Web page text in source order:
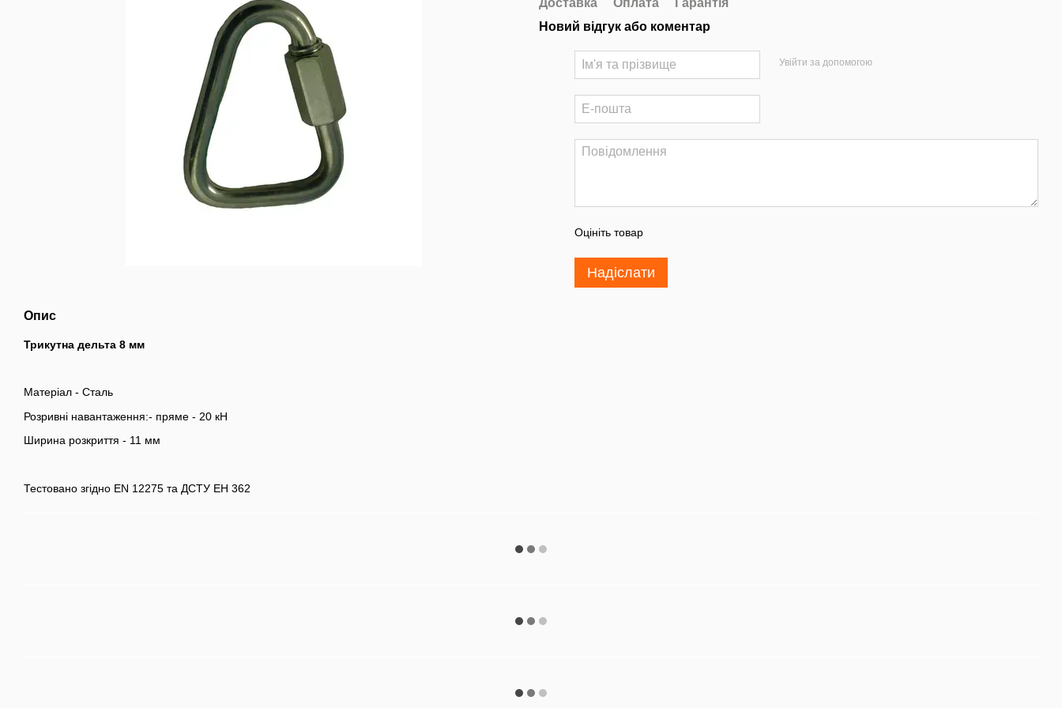
Опис
Трикутна дельта 8 мм
Матеріал - Сталь
Розривні навантаження:- пряме - 20 кН
Ширина розкриття - 11 мм
Тестовано згідно EN 12275 та ДСТУ ЕН 362
Доставка Оплата
Гарантія
Новий відгук або коментар
Увійти за допомогою
Оцініть товар
Надіслати